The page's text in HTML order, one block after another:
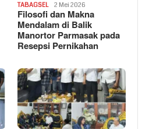
TABAGSEL 2 Mei 2026
Filosofi dan Makna
Mendalam di Balik
Manortor Parmasak pada
Resepsi Pernikahan